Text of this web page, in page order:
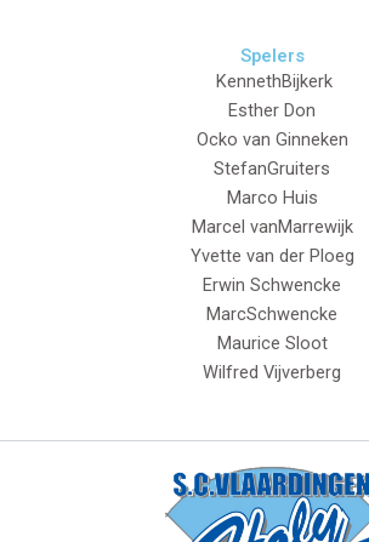
Spelers
KennethBijkerk
Esther Don
Ocko van Ginneken
StefanGruiters
Marco Huis
Marcel vanMarrewijk
Yvette van der Ploeg
Erwin Schwencke
MarcSchwencke
Maurice Sloot
Wilfred Vijverberg